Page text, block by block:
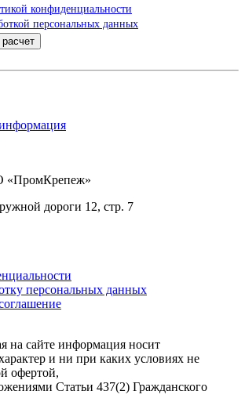
конфиденциальности
персональных данных
«ПромКрепеж»
дороги 12, стр. 7
персональных данных
на сайте информация носит
и ни при каких условиях не
офертой,
Статьи 437(2) Гражданского